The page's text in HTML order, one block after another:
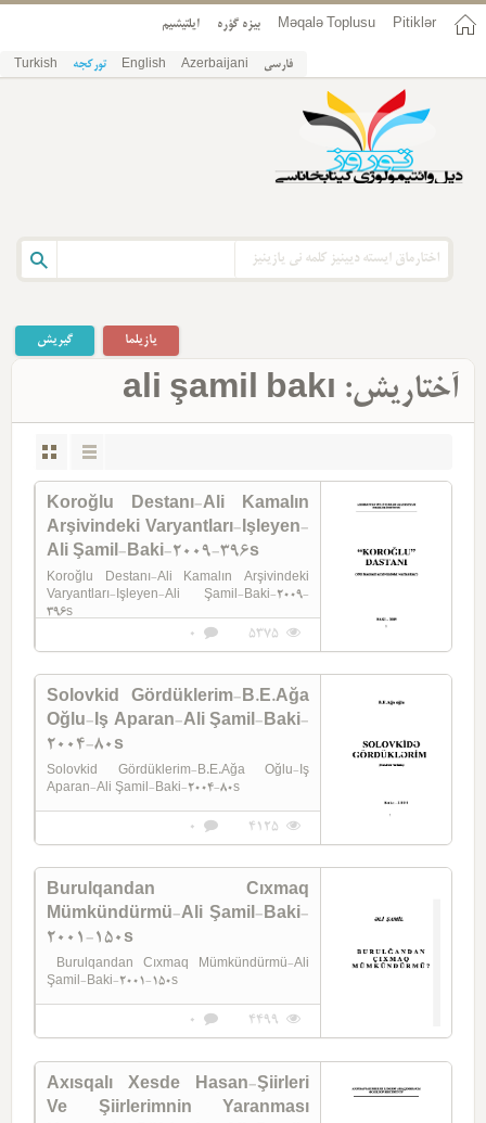
Pitiklər
Məqalə Toplusu بیزه گؤره ایلتیشیم
فارسی Azerbaijani
English تورکجه Turkish
گیریش یازیلما
آختاریش: ali şamil bakı
Koroğlu Destanı-Ali Kamalın
Arşivindeki Varyantları-Işleyen-
Ali Şamil-Baki-2009-396s
Koroğlu Destanı-Ali Kamalın Arşivindeki
Varyantları-Işleyen-Ali Şamil-Baki-2009-
396s
5375
0
Solovkid Gördüklerim-B.E.Ağa
Oğlu-Iş Aparan-Ali Şamil-Baki-
2004-80s
Solovkid Gördüklerim-B.E.Ağa Oğlu-Iş
Aparan-Ali Şamil-Baki-2004-80s
4125
0
Burulqandan Cıxmaq
Mümkündürmü-Ali Şamil-Baki-
2001-150s
Burulqandan Cıxmaq Mümkündürmü-Ali
Şamil-Baki-2001-150s
4499
0
Axısqalı Xesde Hasan-Şiirleri
Ve Şiirlerimnin Yaranması